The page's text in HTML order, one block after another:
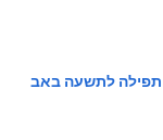
תפילה לתשעה באב